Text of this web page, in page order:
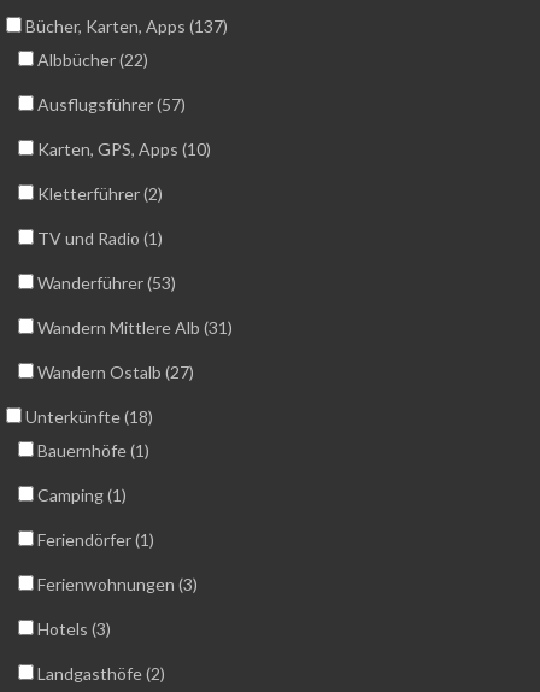
Bücher, Karten, Apps (137)
Albbücher (22)
Ausflugsführer (57)
Karten, GPS, Apps (10)
Kletterführer (2)
TV und Radio (1)
Wanderführer (53)
Wandern Mittlere Alb (31)
Wandern Ostalb (27)
Unterkünfte (18)
Bauernhöfe (1)
Camping (1)
Feriendörfer (1)
Ferienwohnungen (3)
Hotels (3)
Landgasthöfe (2)